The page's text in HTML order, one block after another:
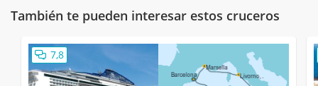
También te pueden interesar estos cruceros
7,8